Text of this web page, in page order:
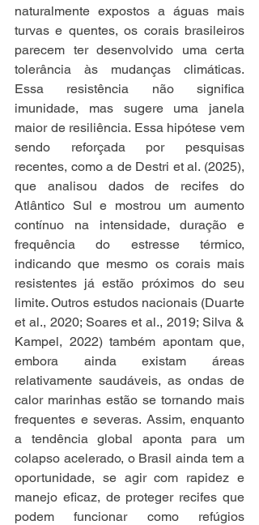
naturalmente expostos a águas mais
turvas e quentes, os corais brasileiros
parecem ter desenvolvido uma certa
tolerância às mudanças climáticas.
Essa resistência não significa
imunidade, mas sugere uma janela
maior de resiliência. Essa hipótese vem
sendo reforçada por pesquisas
recentes, como a de Destri et al. (2025),
que analisou dados de recifes do
Atlântico Sul e mostrou um aumento
contínuo na intensidade, duração e
frequência do estresse térmico,
indicando que mesmo os corais mais
resistentes já estão próximos do seu
limite. Outros estudos nacionais (Duarte
et al., 2020; Soares et al., 2019; Silva &
Kampel, 2022) também apontam que,
embora ainda existam áreas
relativamente saudáveis, as ondas de
calor marinhas estão se tornando mais
frequentes e severas. Assim, enquanto
a tendência global aponta para um
colapso acelerado, o Brasil ainda tem a
oportunidade, se agir com rapidez e
manejo eficaz, de proteger recifes que
podem funcionar como refúgios